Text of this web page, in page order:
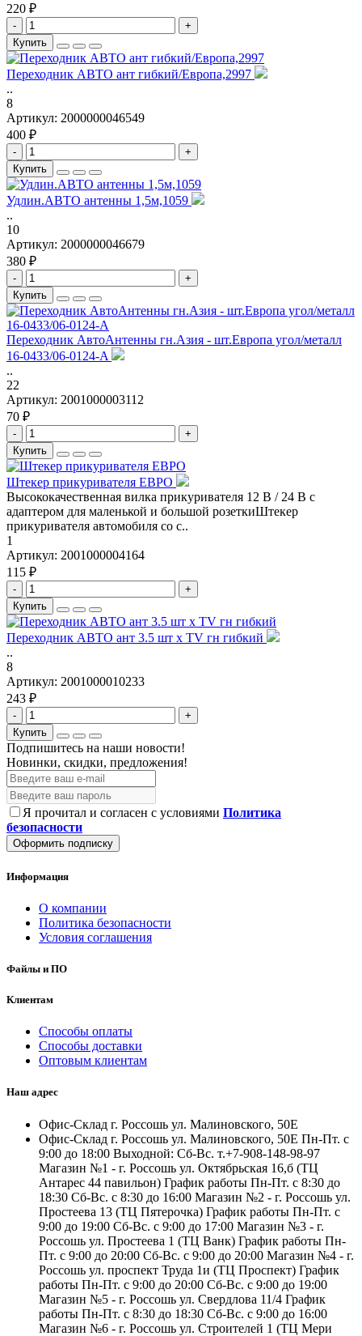
220 ₽
-
+
Купить
Переходник АВТО ант гибкий/Европа,2997
..
8
Артикул: 2000000046549
400 ₽
-
+
Купить
Удлин.АВТО антенны 1,5м,1059
..
10
Артикул: 2000000046679
380 ₽
-
+
Купить
Переходник АвтоАнтенны гн.Азия - шт.Европа угол/металл
16-0433/06-0124-A
..
22
Артикул: 2001000003112
70 ₽
-
+
Купить
Штекер прикуривателя ЕВРО
Высококачественная вилка прикуривателя 12 В / 24 В с
адаптером для маленькой и большой розеткиШтекер
прикуривателя автомобиля со с..
1
Артикул: 2001000004164
115 ₽
-
+
Купить
Переходник АВТО ант 3.5 шт х TV гн гибкий
..
8
Артикул: 2001000010233
243 ₽
-
+
Купить
Подпишитесь на наши новости!
Новинки, скидки, предложения!
Я прочитал и согласен с условиями Политика
безопасности
Оформить подписку
Информация
О компании
Политика безопасности
Условия соглашения
Файлы и ПО
Клиентам
Способы оплаты
Способы доставки
Оптовым клиентам
Наш адрес
Офис-Склад г. Россошь ул. Малиновского, 50Е
Офис-Склад г. Россошь ул. Малиновского, 50Е Пн-Пт. с
9:00 до 18:00 Выходной: Сб-Вс. т.+7-908-148-98-97
Магазин №1 - г. Россошь ул. Октябрьская 16,б (ТЦ
Антарес 44 павильон) График работы Пн-Пт. с 8:30 до
18:30 Сб-Вс. с 8:30 до 16:00 Магазин №2 - г. Россошь ул.
Простеева 13 (ТЦ Пятерочка) График работы Пн-Пт. с
9:00 до 19:00 Сб-Вс. с 9:00 до 17:00 Магазин №3 - г.
Россошь ул. Простеева 1 (ТЦ Ванк) График работы Пн-
Пт. с 9:00 до 20:00 Сб-Вс. с 9:00 до 20:00 Магазин №4 - г.
Россошь ул. проспект Труда 1и (ТЦ Проспект) График
работы Пн-Пт. с 9:00 до 20:00 Сб-Вс. с 9:00 до 19:00
Магазин №5 - г. Россошь ул. Свердлова 11/4 График
работы Пн-Пт. с 8:30 до 18:30 Сб-Вс. с 9:00 до 16:00
Магазин №6 - г. Россошь ул. Строителей 1 (ТЦ Мери